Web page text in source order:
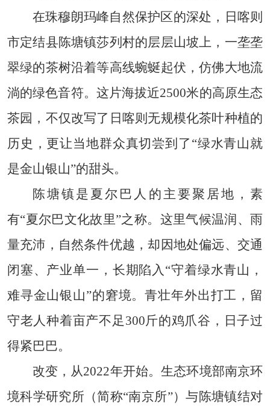
在珠穆朗玛峰自然保护区的深处，日喀则
市定结县陈塘镇莎列村的层层山坡上，一垄垄
翠绿的茶树沿着等高线蜿蜒起伏，仿佛大地流
淌的绿色音符。这片海拔近2500米的高原生态
茶园，不仅改写了日喀则无规模化茶叶种植的
历史，更让当地群众真切尝到了“绿水青山就
是金山银山”的甜头。
陈塘镇是夏尔巴人的主要聚居地，素
有“夏尔巴文化故里”之称。这里气候温润、雨
量充沛，自然条件优越，却因地处偏远、交通
闭塞、产业单一，长期陷入“守着绿水青山，
难寻金山银山”的窘境。青壮年外出打工，留
守老人种着亩产不足300斤的鸡爪谷，日子过
得紧巴巴。
改变，从2022年开始。生态环境部南京环
境科学研究所（简称“南京所”）与陈塘镇结对